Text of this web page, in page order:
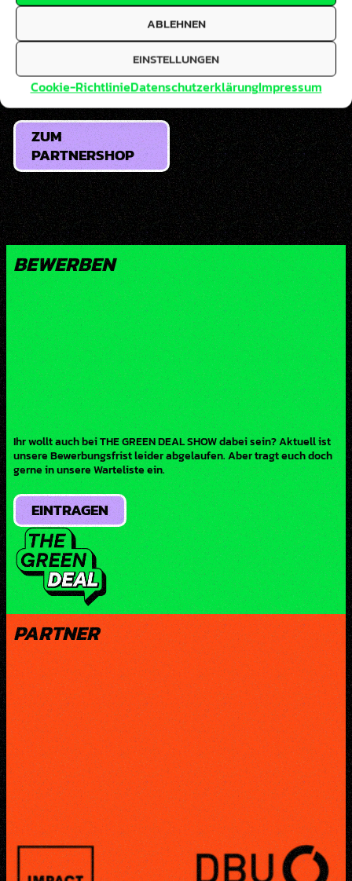
ABLEHNEN
EINSTELLUNGEN
Cookie-RichtlinieDatenschutzerklärungImpressum
TIP ME
ZUM
PARTNERSHOP
BEWERBEN
Ihr wollt auch bei THE GREEN DEAL SHOW dabei sein? Aktuell ist
unsere Bewerbungsfrist leider abgelaufen. Aber tragt euch doch
gerne in unsere Warteliste ein.
EINTRAGEN
PARTNER